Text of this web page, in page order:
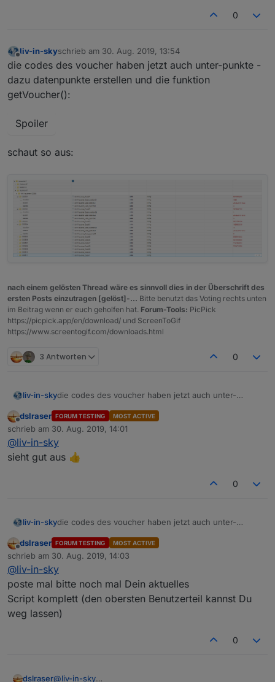
0
Offline
liv-in-skyschrieb am 30. Aug. 2019, 13:54
zuletzt editiert von
die codes des voucher haben jetzt auch unter-punkte -
dazu datenpunkte erstellen und die funktion
getVoucher():
Spoiler
schaut so aus:
nach einem gelösten Thread wäre es sinnvoll dies in der Überschrift des
ersten Posts einzutragen [gelöst]-... Bitte benutzt das Voting rechts unten
im Beitrag wenn er euch geholfen hat. Forum-Tools: PicPick
https://picpick.app/en/download/ und ScreenToGif
https://www.screentogif.com/downloads.html
3 Antworten 0
liv-in-skydie codes des voucher haben jetzt auch unter-
getVoucher():
Spoiler
schaut so aus:
Offline
dslraser FORUM TESTING MOST ACTIVE
schrieb am 30. Aug. 2019, 14:01
zuletzt editiert von
@liv-in-sky
sieht gut aus 👍
0
liv-in-skydie codes des voucher haben jetzt auch unter-
getVoucher():
Spoiler
schaut so aus:
Offline
dslraser FORUM TESTING MOST ACTIVE
schrieb am 30. Aug. 2019, 14:03
zuletzt editiert von
@liv-in-sky
poste mal bitte noch mal Dein aktuelles
Script komplett (den obersten Benutzerteil kannst Du
weg lassen)
0
dslraser@liv-in-sky